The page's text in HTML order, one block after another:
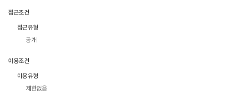
접근조건
접근유형
공개
이용조건
이용유형
제한없음